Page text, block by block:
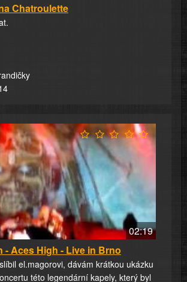
Chatroulette
02:19
- Aces High - Live in Brno
el.magorovi, dávám krátkou ukázku
této legendární kapely, který byl